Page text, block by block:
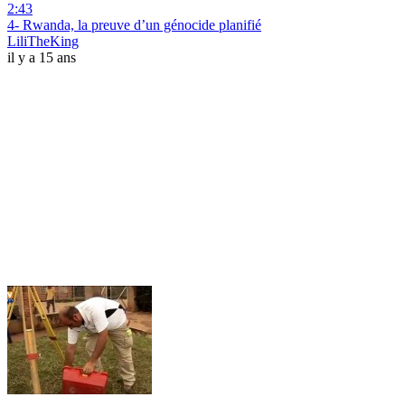
2:43
4- Rwanda, la preuve d’un génocide planifié
LiliTheKing
il y a 15 ans